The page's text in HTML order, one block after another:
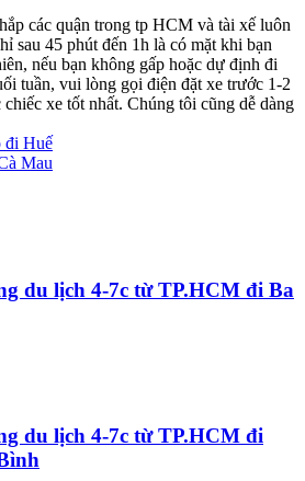
các quận trong tp HCM và tài xế luôn
sau 45 phút đến 1h là có mặt khi bạn
nếu bạn không gấp hoặc dự định đi
tuần, vui lòng gọi điện đặt xe trước 1-2
xe tốt nhất. Chúng tôi cũng dễ dàng
đi Huế
Mau
du lịch 4-7c từ TP.HCM đi Ba
du lịch 4-7c từ TP.HCM đi